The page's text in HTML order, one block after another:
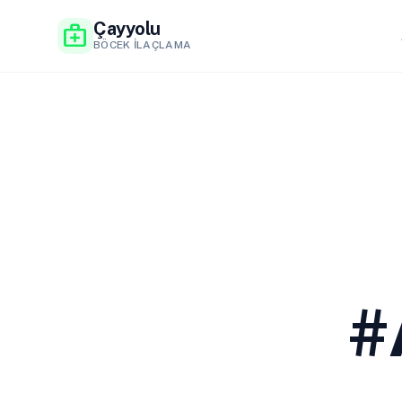
medical_services Çayyolu
BÖCEK İLAÇLAMA